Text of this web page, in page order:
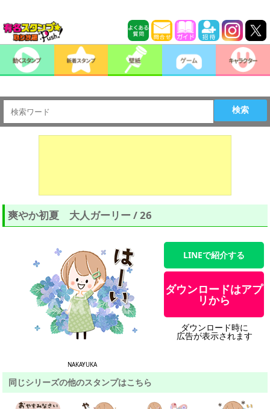
検索
爽やか初夏 大人ガーリー / 26
NAKAYUKA
LINEで紹介する
ダウンロードはアプ
リから
ダウンロード時に
広告が表示されます
同じシリーズの他のスタンプはこちら